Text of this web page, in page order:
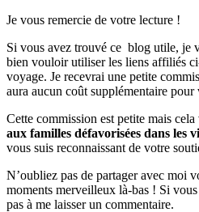
Je vous remercie de votre lecture !
Si vous avez trouvé ce blog utile, je
bien vouloir utiliser les liens affiliés
voyage. Je recevrai une petite
aura aucun coût supplémentaire pour
Cette commission est petite mais cela
aux familles défavorisées dans les
vous suis reconnaissant de votre
N’oubliez pas de partager avec moi
moments merveilleux là-bas ! Si vous
pas à me laisser un commentaire.